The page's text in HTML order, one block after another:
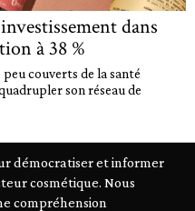
dans
à 38 %
couverts de la santé
son réseau de
démocratiser et informer
cosmétique. Nous
compréhension